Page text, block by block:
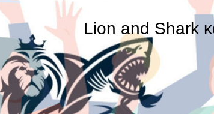
Lion and Shark